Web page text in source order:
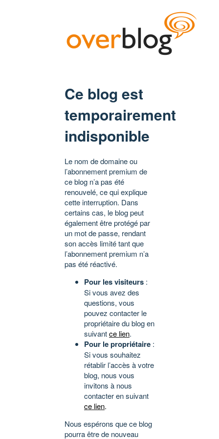
Ce blog est
temporairement
indisponible
Le nom de domaine ou
l’abonnement premium de
ce blog n’a pas été
renouvelé, ce qui explique
cette interruption. Dans
certains cas, le blog peut
également être protégé par
un mot de passe, rendant
son accès limité tant que
l’abonnement premium n’a
pas été réactivé.
Pour les visiteurs :
Si vous avez des
questions, vous
pouvez contacter le
propriétaire du blog en
suivantce lien.
Pour le propriétaire :
Si vous souhaitez
rétablir l’accès à votre
blog, nous vous
invitons à nous
contacter en suivant
ce lien.
Nous espérons que ce blog
pourra être de nouveau